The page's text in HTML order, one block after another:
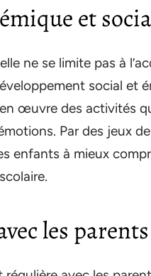
et
ne se limite pas à
social et
œuvre des activités
Par des jeux
enfants à mieux
les parents